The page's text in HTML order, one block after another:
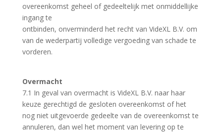
overeenkomst geheel of gedeeltelijk met onmiddellijke
ingang te
ontbinden, onverminderd het recht van VideXL B.V. om
van de wederpartij volledige vergoeding van schade te
vorderen.
Overmacht
7.1 In geval van overmacht is VideXL B.V. naar haar
keuze gerechtigd de gesloten overeenkomst of het
nog niet uitgevoerde gedeelte van de overeenkomst te
annuleren, dan wel het moment van levering op te